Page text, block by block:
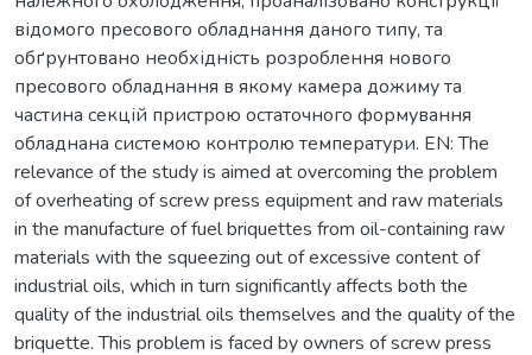
відомого пресового обладнання даного типу, та
обґрунтовано необхідність розроблення нового
пресового обладнання в якому камера дожиму та
частина секцій пристрою остаточного формування
обладнана системою контролю температури. EN: The
relevance of the study is aimed at overcoming the problem
of overheating of screw press equipment and raw materials
in the manufacture of fuel briquettes from oil-containing raw
materials with the squeezing out of excessive content of
industrial oils, which in turn significantly affects both the
quality of the industrial oils themselves and the quality of the
briquette. This problem is faced by owners of screw press